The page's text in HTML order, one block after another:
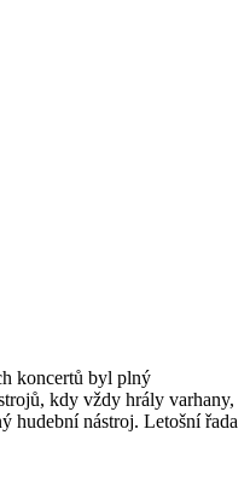
koncertů byl plný
kdy vždy hrály varhany,
hudební nástroj. Letošní řada